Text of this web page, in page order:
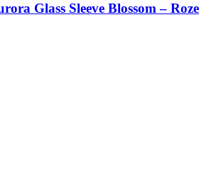
Glass Sleeve Blossom – Roze